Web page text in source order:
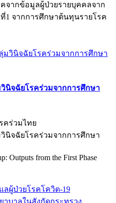
จากข้อมูลผู้ป่วยรายบุคคลจาก
1 จากการศึกษาต้นทุนรายโรค
นิจฉัยโรคร่วมจากการศึกษา
ร่วมไทย
นิจฉัยโรคร่วมจากการศึกษา
Outputs from the First Phase